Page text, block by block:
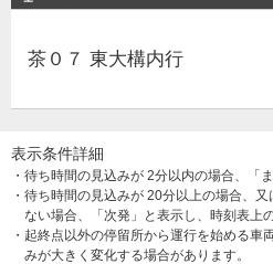
茶０７ 東大構内行
表示条件詳細
・待ち時間の見込みが 2分以内の場合、「
・待ち時間の見込みが 20分以上の場合、
ない場合、「次発」と表示し、時刻表上
・起終点以外の停留所から運行を始める車
みが大きく変化する場合があります。